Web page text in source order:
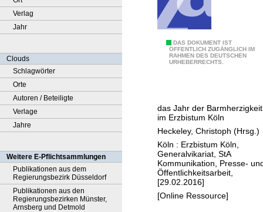
Verlag
Jahr
Clouds
Schlagwörter
Orte
Autoren / Beteiligte
Verlage
Jahre
Weitere E-Pflichtsammlungen
Publikationen aus dem
Regierungsbezirk Düsseldorf
Publikationen aus den
Regierungsbezirken Münster,
Arnsberg und Detmold
DAS DOKUMENT IST
ÖFFENTLICH ZUGÄNGLICH IM
RAHMEN DES DEUTSCHEN
URHEBERRECHTS.
G
u
t
u
n
s
g
u
das Jahr der Barmherzigkeit
im Erzbistum Köln
Heckeley, Christoph (Hrsg.)
Köln : Erzbistum Köln,
Generalvikariat, StA
Kommunikation, Presse-
Öffentlichkeitsarbeit,
[29.02.2016]
[Online Ressource]